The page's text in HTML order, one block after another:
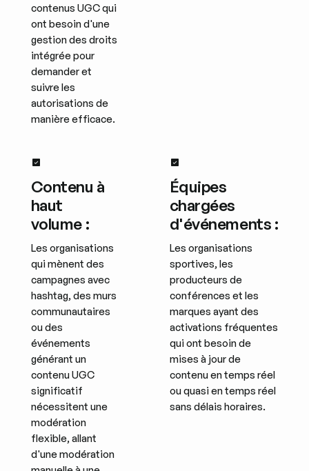
contenus UGC qui
ont besoin d'une
gestion des droits
intégrée pour
demander et
suivre les
autorisations de
manière efficace.
Contenu à
haut
volume :
Les organisations
qui mènent des
campagnes avec
hashtag, des murs
communautaires
ou des
événements
générant un
contenu UGC
significatif
nécessitent une
modération
flexible, allant
d'une modération
Équipes
chargées
d'événements :
Les organisations
sportives, les
producteurs de
conférences et les
marques ayant des
activations fréquentes
qui ont besoin de
mises à jour de
contenu en temps réel
ou quasi en temps réel
sans délais horaires.